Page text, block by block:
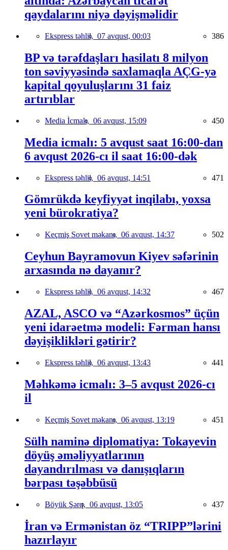
qaydalarını niyə dəyişməlidir
Ekspress təhlil, 07 avqust, 00:03 386
BP və tərəfdaşları hasilatı 8 milyon
ton səviyyəsində saxlamaqla AÇG-yə
kapital qoyuluşlarını 31 faiz
artırıblar
Media İcmalı, 06 avqust, 15:09 450
Media icmalı: 5 avqust saat 16:00-dan
6 avqust 2026-cı il saat 16:00-dək
Ekspress təhlil, 06 avqust, 14:51 471
Gömrükdə keyfiyyət inqilabı, yoxsa
yeni bürokratiya?
Keçmiş Sovet məkanı, 06 avqust, 14:37 502
Ceyhun Bayramovun Kiyev səfərinin
arxasında nə dayanır?
Ekspress təhlil, 06 avqust, 14:32 467
AZAL, ASCO və “Azərkosmos” üçün
yeni idarəetmə modeli: Fərman hansı
dəyişiklikləri gətirir?
Ekspress təhlil, 06 avqust, 13:43 441
Məhkəmə icmalı: 3–5 avqust 2026-cı
il
Keçmiş Sovet məkanı, 06 avqust, 13:19 451
Sülh naminə diplomatiya: Tokayevin
döyüş əməliyyatlarının
dayandırılması və danışıqların
bərpası təşəbbüsü
Böyük Şərq, 06 avqust, 13:05 437
İran və Ermənistan öz “TRIPP”lərini
hazırlayır